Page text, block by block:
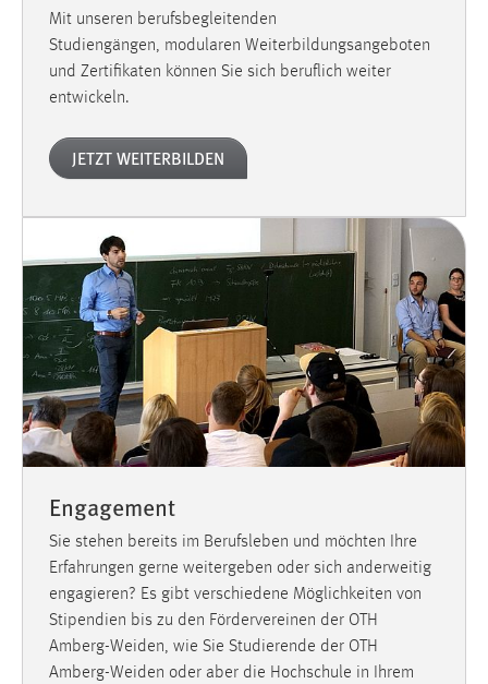
Mit unseren berufsbegleitenden
Studiengängen, modularen Weiterbildungsangeboten
und Zertifikaten können Sie sich beruflich weiter
entwickeln.
JETZT WEITERBILDEN
Engagement
Sie stehen bereits im Berufsleben und möchten Ihre
Erfahrungen gerne weitergeben oder sich anderweitig
engagieren? Es gibt verschiedene Möglichkeiten von
Stipendien bis zu den Fördervereinen der OTH
Amberg-Weiden, wie Sie Studierende der OTH
Amberg-Weiden oder aber die Hochschule in Ihrem